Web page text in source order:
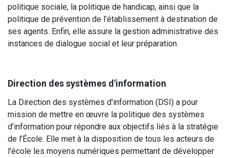
politique sociale, la politique de handicap, ainsi que la
politique de prévention de l’établissement à destination de
ses agents. Enfin, elle assure la gestion administrative des
instances de dialogue social et leur préparation.
Direction des systèmes d'information
La Direction des systèmes d'information (DSI) a pour
mission de mettre en œuvre la politique des systèmes
d’information pour répondre aux objectifs liés à la stratégie
de l’École. Elle met à la disposition de tous les acteurs de
l'école les moyens numériques permettant de développer